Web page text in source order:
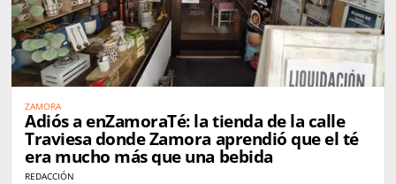
ZAMORA
Adiós a enZamoraTé: la tienda de la calle
Traviesa donde Zamora aprendió que el té
era mucho más que una bebida
REDACCIÓN